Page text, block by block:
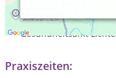
2008 bis 2010
2011 erfolgreiche
Gesundheitsamt
Praxiszeiten: